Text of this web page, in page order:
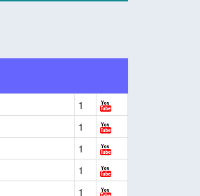
1
1
1
1
1